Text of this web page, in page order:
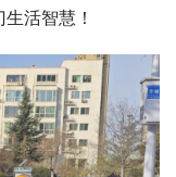
活智慧！